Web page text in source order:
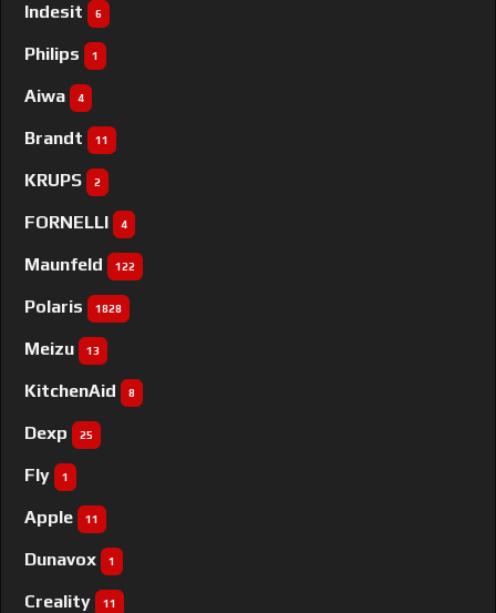
Indesit 6
Philips 1
Aiwa 4
Brandt 11
KRUPS 2
FORNELLI 4
Maunfeld 122
Polaris 1828
Meizu 13
KitchenAid 8
Dexp 25
Fly 1
Apple 11
Dunavox 1
Creality 11